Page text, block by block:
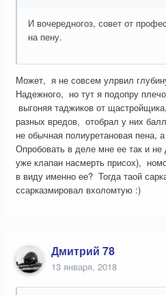
И вочередногоз, совет от
на пену.
Может, я не совсем улрвил
Надежного, но тут я подопру
выгоняя таджиков от
разных вредов, отобрал у них
не обычная полиуретановая пена,
Опробовать в деле мне ее так и не
уже клапан насмерть присох),
в виду именно ее? Тогда таой
ссарказмировал вхоломтую :)
Дмитрий 78
13 января, 2018